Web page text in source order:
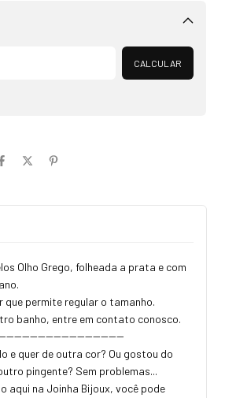
Alterar CEP
CALCULAR
Olho Grego, folheada a prata e com
que permite regular o tamanho.
banho, entre em contato conosco.
e quer de outra cor? Ou gostou do
pingente? Sem problemas...
aqui na Joinha Bijoux, você pode